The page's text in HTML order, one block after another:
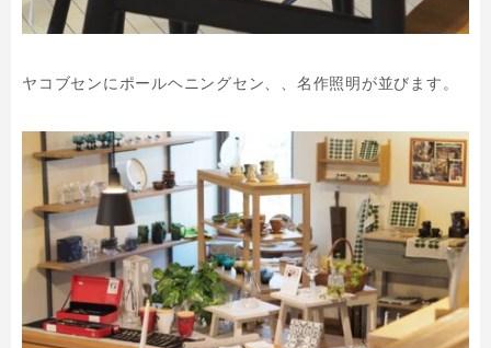
ヤコブセンにポールヘニングセン、、名作照明が並びます。